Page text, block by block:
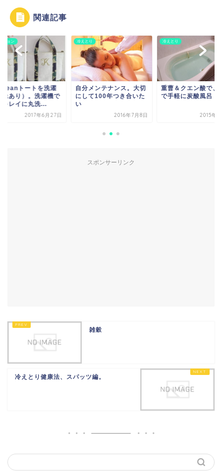
関連記事
メンテナンス。大切
て100年つき合いた
2016年7月8日
冷えとり
重曹＆クエン酸で、自宅
で手軽に炭酸風呂
2015年8月9日
ファッション
L.L.Beanトートを
（画像あり）。洗濯
2017年6
スポンサーリンク
雑穀
冷えとり健康法、スパッツ編。